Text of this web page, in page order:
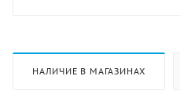
НАЛИЧИЕ В МАГАЗИНАХ